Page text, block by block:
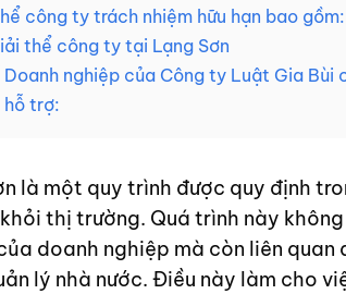
công ty trách nhiệm hữu hạn bao gồm:
thể công ty tại Lạng Sơn
nghiệp của Công ty Luật Gia
hỗ trợ:
là một quy trình được quy định
thị trường. Quá trình này
doanh nghiệp mà còn liên quan
lý nhà nước. Điều này làm cho